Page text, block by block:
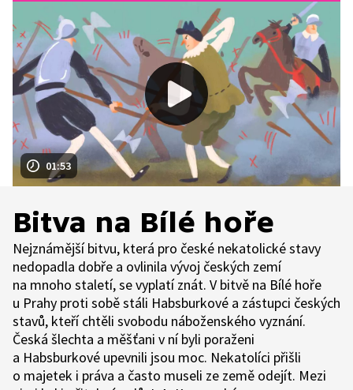
01:53
Bitva na Bílé hoře
Nejznámější bitvu, která pro české nekatolické stavy
nedopadla dobře a ovlinila vývoj českých zemí
na mnoho staletí, se vyplatí znát. V bitvě na Bílé hoře
u Prahy proti sobě stáli Habsburkové a zástupci českých
stavů, kteří chtěli svobodu náboženského vyznání.
Česká šlechta a měšťani v ní byli poraženi
a Habsburkové upevnili jsou moc. Nekatolíci přišli
o majetek i práva a často museli ze země odejít. Mezi